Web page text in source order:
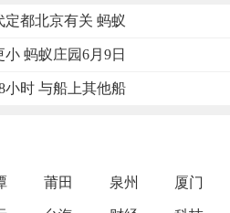
都北京有关 蚂蚁
蚂蚁庄园6月9日
小时 与船上其他船
莆田 泉州 厦门